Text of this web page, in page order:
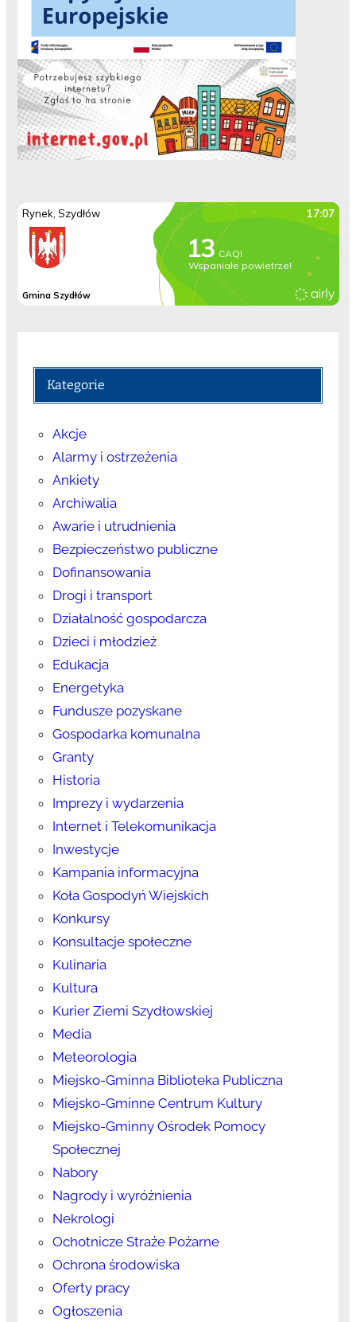
Kategorie
Akcje
Alarmy i ostrzeżenia
Ankiety
Archiwalia
Awarie i utrudnienia
Bezpieczeństwo publiczne
Dofinansowania
Drogi i transport
Działalność gospodarcza
Dzieci i młodzież
Edukacja
Energetyka
Fundusze pozyskane
Gospodarka komunalna
Granty
Historia
Imprezy i wydarzenia
Internet i Telekomunikacja
Inwestycje
Kampania informacyjna
Koła Gospodyń Wiejskich
Konkursy
Konsultacje społeczne
Kulinaria
Kultura
Kurier Ziemi Szydłowskiej
Media
Meteorologia
Miejsko-Gminna Biblioteka Publiczna
Miejsko-Gminne Centrum Kultury
Miejsko-Gminny Ośrodek Pomocy
Społecznej
Nabory
Nagrody i wyróżnienia
Nekrologi
Ochotnicze Straże Pożarne
Ochrona środowiska
Oferty pracy
Ogłoszenia